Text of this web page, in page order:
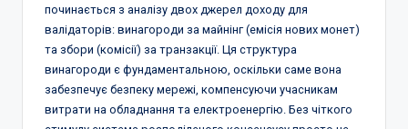
починається з аналізу двох джерел доходу для
валідаторів: винагороди за майнінг (емісія нових монет)
та збори (комісії) за транзакції. Ця структура
винагороди є фундаментальною, оскільки саме вона
забезпечує безпеку мережі, компенсуючи учасникам
витрати на обладнання та електроенергію. Без чіткого